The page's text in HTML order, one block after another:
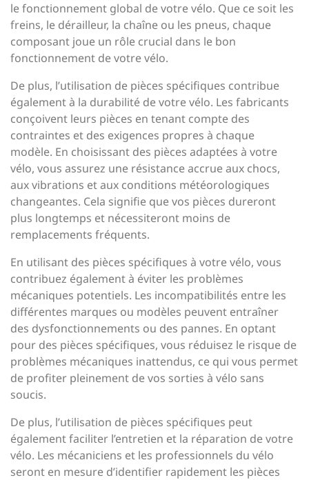
le fonctionnement global de votre vélo. Que ce soit les
freins, le dérailleur, la chaîne ou les pneus, chaque
composant joue un rôle crucial dans le bon
fonctionnement de votre vélo.
De plus, l’utilisation de pièces spécifiques contribue
également à la durabilité de votre vélo. Les fabricants
conçoivent leurs pièces en tenant compte des
contraintes et des exigences propres à chaque
modèle. En choisissant des pièces adaptées à votre
vélo, vous assurez une résistance accrue aux chocs,
aux vibrations et aux conditions météorologiques
changeantes. Cela signifie que vos pièces dureront
plus longtemps et nécessiteront moins de
remplacements fréquents.
En utilisant des pièces spécifiques à votre vélo, vous
contribuez également à éviter les problèmes
mécaniques potentiels. Les incompatibilités entre les
différentes marques ou modèles peuvent entraîner
des dysfonctionnements ou des pannes. En optant
pour des pièces spécifiques, vous réduisez le risque de
problèmes mécaniques inattendus, ce qui vous permet
de profiter pleinement de vos sorties à vélo sans
soucis.
De plus, l’utilisation de pièces spécifiques peut
également faciliter l’entretien et la réparation de votre
vélo. Les mécaniciens et les professionnels du vélo
seront en mesure d’identifier rapidement les pièces